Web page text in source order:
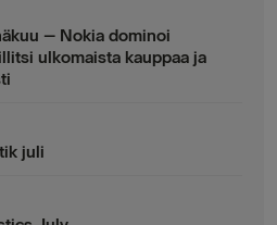
– Nokia dominoi
ulkomaista kauppaa ja
juli